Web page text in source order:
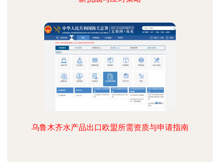
乌鲁木齐水产品出口欧盟所需资质与申请指南